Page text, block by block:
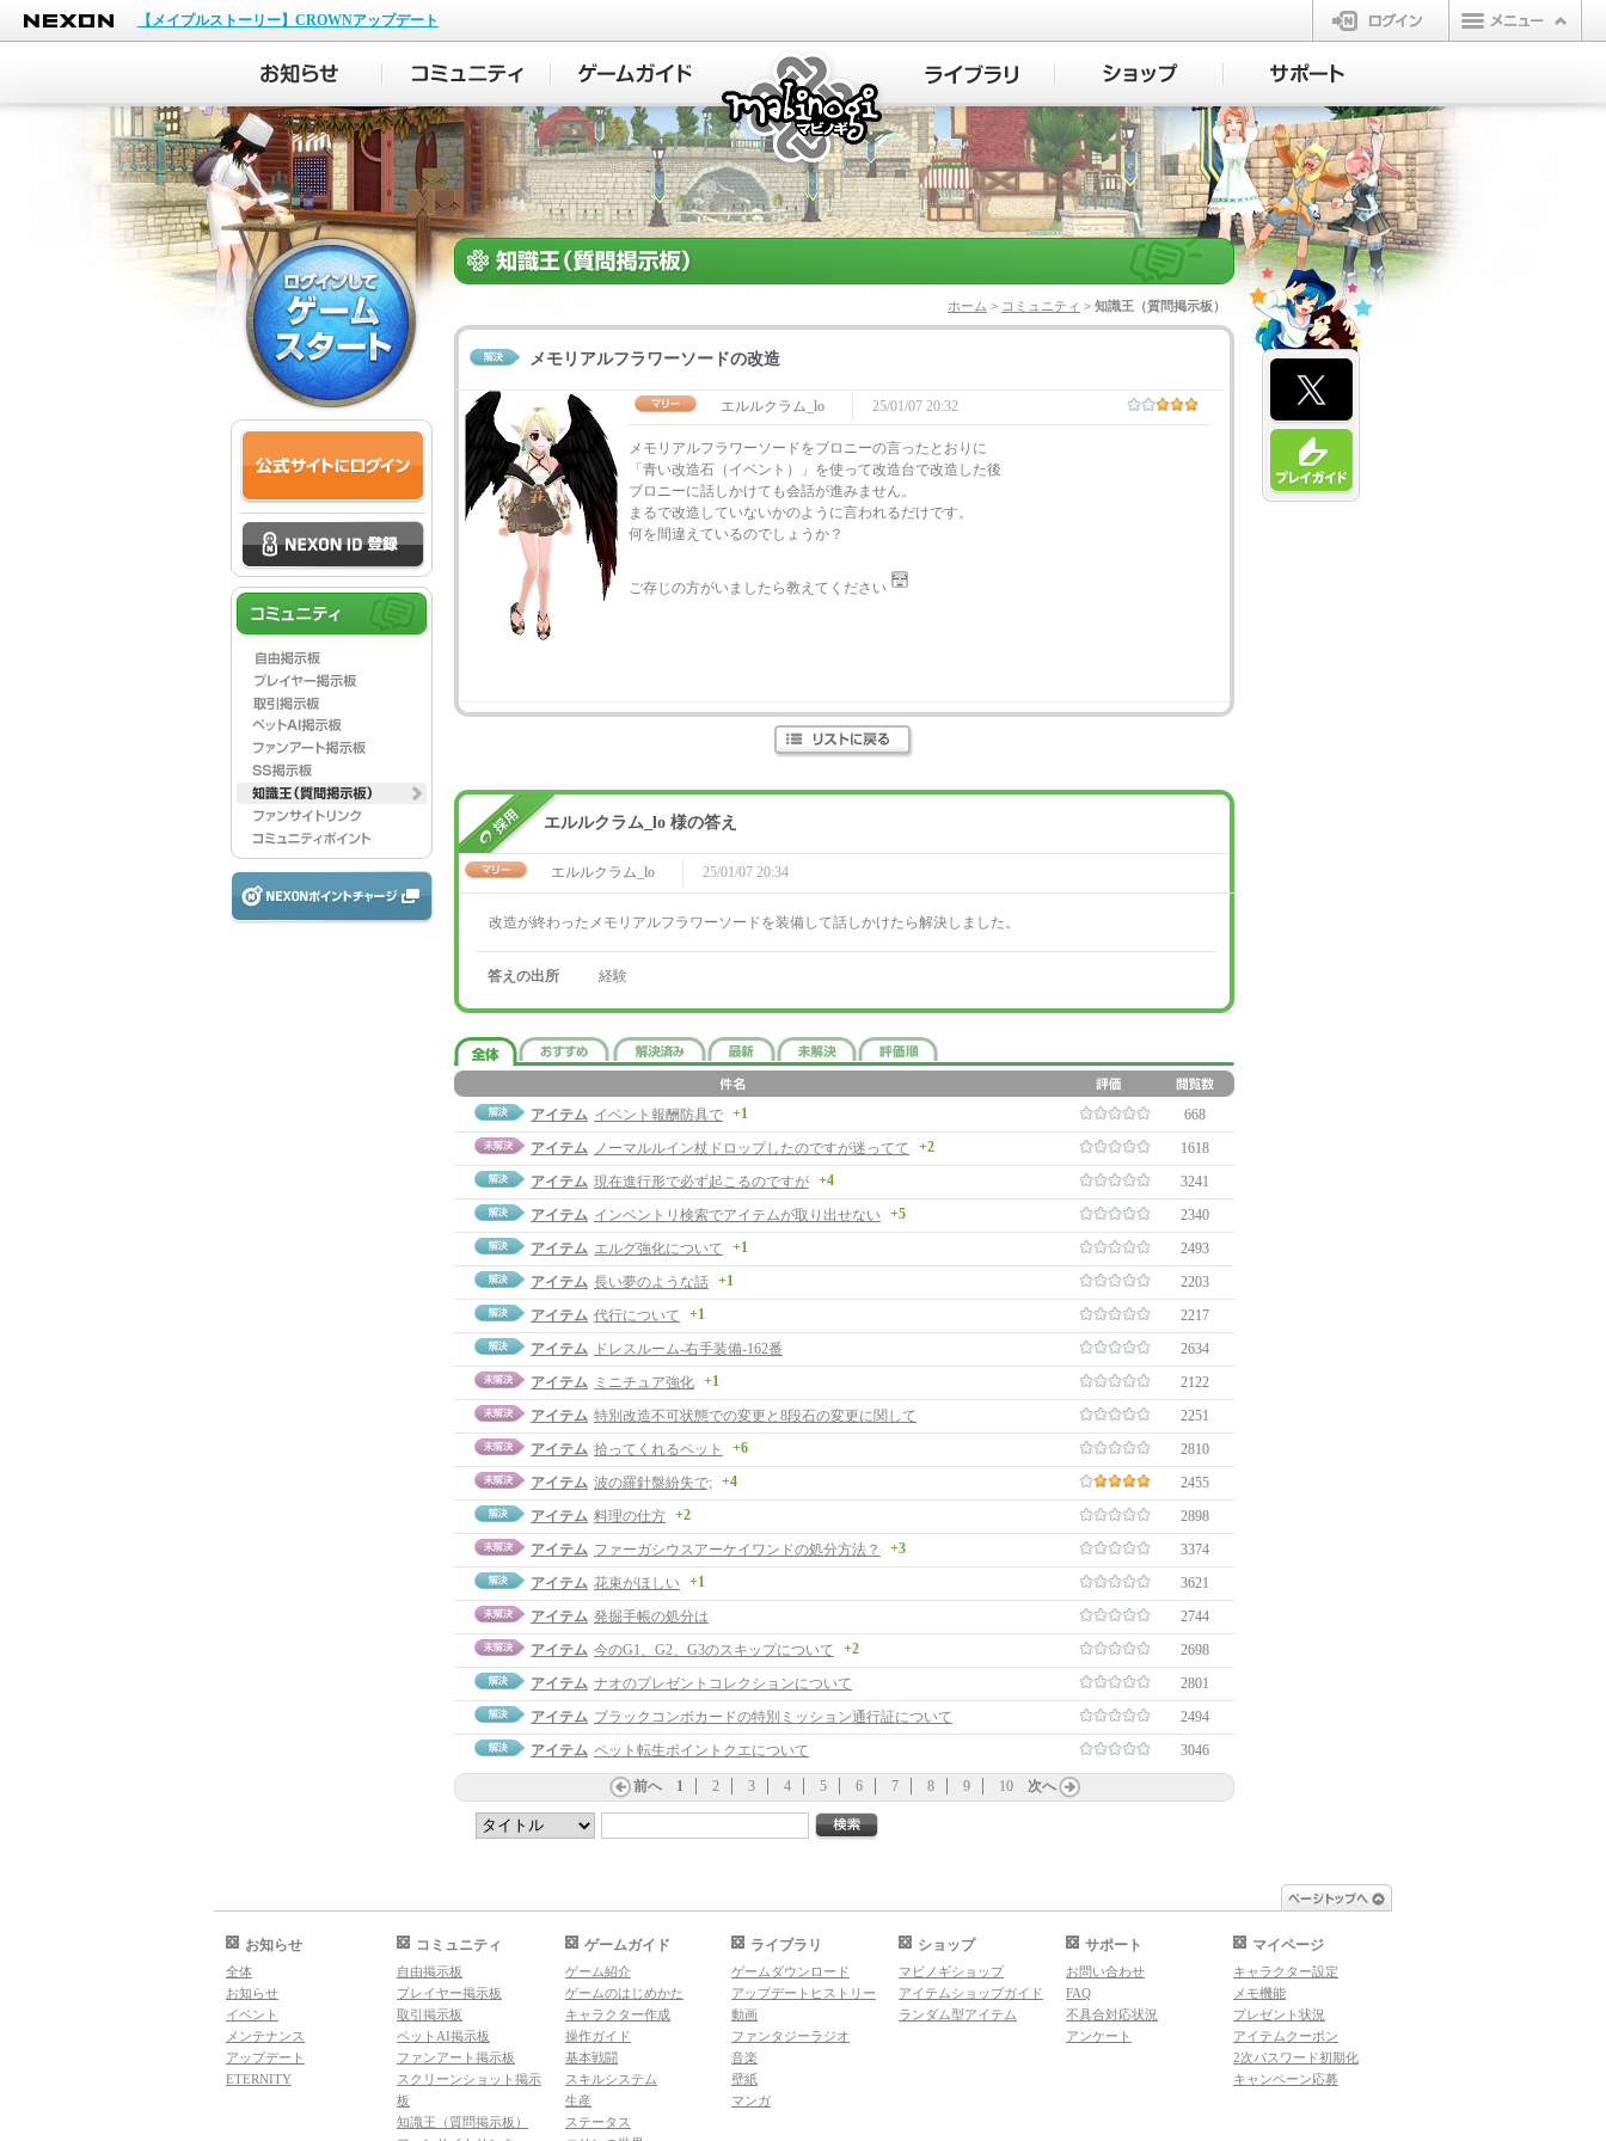
NEXON
【メイプルストーリー】CROWNアップデート
ログイン
マビノギ
ホーム > コミュニティ > 知識王（質問掲示板）
メモリアルフラワーソードの改造
エルルクラム_lo 25/01/07 20:32
メモリアルフラワーソードをブロニーの言ったとおりに
「青い改造石（イベント）」を使って改造台で改造した後
ブロニーに話しかけても会話が進みません。
まるで改造していないかのように言われるだけです。
何を間違えているのでしょうか？
ご存じの方がいましたら教えてください
エルルクラム_lo 様の答え
エルルクラム_lo 25/01/07 20:34
改造が終わったメモリアルフラワーソードを装備して話しかけたら解決しました。
答えの出所 経験
アイテム イベント報酬防具で +1
668
アイテム ノーマルルイン杖ドロップしたのですが迷ってて +2
1618
アイテム 現在進行形で必ず起こるのですが +4
3241
アイテム インベントリ検索でアイテムが取り出せない +5
2340
アイテム エルグ強化について +1
2493
アイテム 長い夢のような話 +1
2203
アイテム 代行について +1
2217
アイテム
ドレスルーム-右手装備-162番
2634
アイテム ミニチュア強化 +1
2122
アイテム 特別改造不可状態での変更と8段石の変更に関して
2251
アイテム 拾ってくれるペット +6
2810
アイテム 波の羅針盤紛失で; +4
2455
アイテム 料理の仕方 +2
2898
アイテム ファーガシウスアーケイワンドの処分方法？ +3
3374
アイテム 花束がほしい +1
3621
アイテム 発掘手帳の処分は
2744
アイテム 今のG1、G2、G3のスキップについて +2
2698
アイテム ナオのプレゼントコレクションについて
2801
アイテム ブラックコンボカードの特別ミッション通行証について
2494
アイテム ペット転生ポイントクエについて 3046
前へ 1 2 3 4 5 6 7 8 9 10 次へ
お知らせ
全体
お知らせ
イベント
メンテナンス
アップデート
ETERNITY
コミュニティ
自由掲示板
プレイヤー掲示板
取引掲示板
ペットAI掲示板
ファンアート掲示板
スクリーンショット掲示
板
知識王（質問掲示板）
ゲームガイド
ゲーム紹介
ゲームのはじめかた
キャラクター作成
操作ガイド
基本戦闘
スキルシステム
生産
ステータス
ライブラリ
ゲームダウンロード
アップデートヒストリー
動画
ファンタジーラジオ
音楽
壁紙
マンガ
ショップ
マビノギショップ
アイテムショップガイド
ランダム型アイテム
サポート
お問い合わせ
FAQ
不具合対応状況
アンケート
マイページ
キャラクター設定
メモ機能
プレゼント状況
アイテムクーポン
2次パスワード初期化
キャンペーン応募